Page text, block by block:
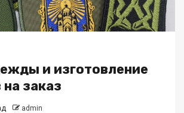
и изготовление
заказ
admin